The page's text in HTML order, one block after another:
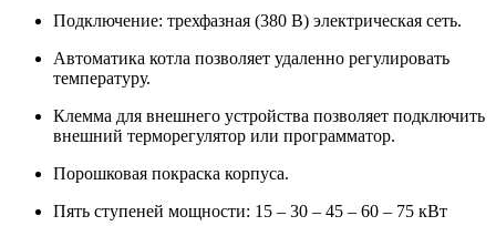
Подключение: трехфазная (380 В) электрическая сеть.
Автоматика котла позволяет удаленно регулировать
температуру.
Клемма для внешнего устройства позволяет подключить
внешний терморегулятор или программатор.
Порошковая покраска корпуса.
Пять ступеней мощности: 15 – 30 – 45 – 60 – 75 кВт